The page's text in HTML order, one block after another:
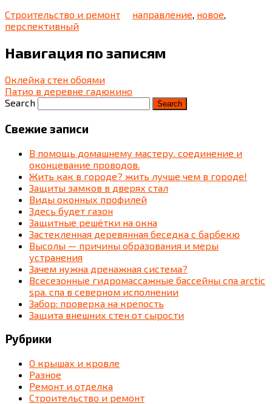
Строительство и ремонт
направление, новое,
перспективный
Навигация по записям
Оклейка стен обоями
Патио в деревне гадюкино
Search
Свежие записи
В помощь домашнему мастеру. соединение и
оконцевание проводов.
Жить как в городе? жить лучше чем в городе!
Защиты замков в дверях стал
Виды оконных профилей
Здесь будет газон
Защитные решётки на окна
Застекленная деревянная беседка c барбекю
Высолы — причины образования и меры
устранения
Зачем нужна дренажная система?
Всесезонные гидромассажные бассейны спа arctic
spa. спа в северном исполнении
Забор: проверка на крепость
Защита внешних стен от сырости
Рубрики
О крышах и кровле
Разное
Ремонт и отделка
Строительство и ремонт